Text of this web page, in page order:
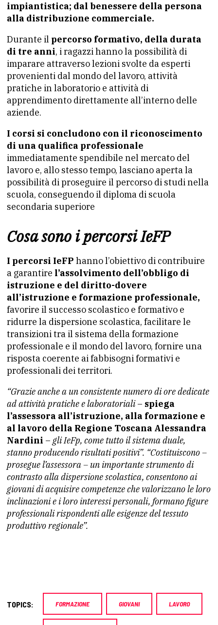
impiantistica; dal benessere della persona
alla distribuzione commerciale.
Durante il percorso formativo, della durata
di tre anni, i ragazzi hanno la possibilità di
imparare attraverso lezioni svolte da esperti
provenienti dal mondo del lavoro, attività
pratiche in laboratorio e attività di
apprendimento direttamente all’interno delle
aziende.
I corsi si concludono con il riconoscimento
di una qualifica professionale
immediatamente spendibile nel mercato del
lavoro e, allo stesso tempo, lasciano aperta la
possibilità di proseguire il percorso di studi nella
scuola, conseguendo il diploma di scuola
secondaria superiore
Cosa sono i percorsi IeFP
I percorsi IeFP hanno l’obiettivo di contribuire
a garantire l’assolvimento dell’obbligo di
istruzione e del diritto-dovere
all’istruzione e formazione professionale,
favorire il successo scolastico e formativo e
ridurre la dispersione scolastica, facilitare le
transizioni tra il sistema della formazione
professionale e il mondo del lavoro, fornire una
risposta coerente ai fabbisogni formativi e
professionali dei territori.
“Grazie anche a un consistente numero di ore dedicate
ad attività pratiche e laboratoriali– spiega
l’assessora all’istruzione, alla formazione e
al lavoro della Regione Toscana Alessandra
Nardini – gli IeFp, come tutto il sistema duale,
stanno producendo risultati positivi”. “Costituiscono –
prosegue l’assessora – un importante strumento di
contrasto alla dispersione scolastica, consentono ai
giovani di acquisire competenze che valorizzano le loro
inclinazioni e i loro interessi personali, formano figure
professionali rispondenti alle esigenze del tessuto
produttivo regionale”.
TOPICS: FORMAZIONE GIOVANI LAVORO